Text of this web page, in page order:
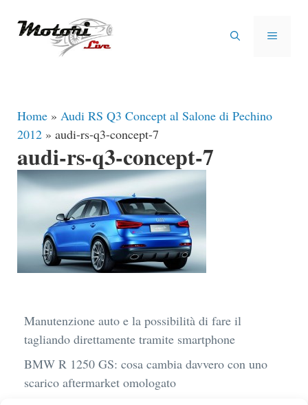
MENU
Home » Audi RS Q3 Concept al Salone di Pechino
2012 » audi-rs-q3-concept-7
audi-rs-q3-concept-7
Manutenzione auto e la possibilità di fare il
tagliando direttamente tramite smartphone
BMW R 1250 GS: cosa cambia davvero con uno
scarico aftermarket omologato